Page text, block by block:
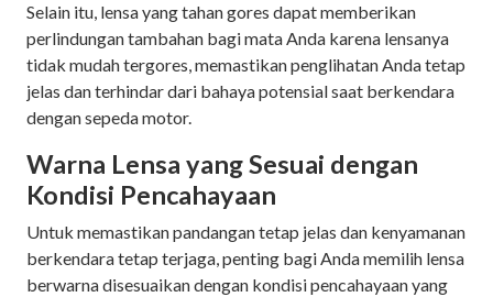
Selain itu, lensa yang tahan gores dapat memberikan
perlindungan tambahan bagi mata Anda karena lensanya
tidak mudah tergores, memastikan penglihatan Anda tetap
jelas dan terhindar dari bahaya potensial saat berkendara
dengan sepeda motor.
Warna Lensa yang Sesuai dengan
Kondisi Pencahayaan
Untuk memastikan pandangan tetap jelas dan kenyamanan
berkendara tetap terjaga, penting bagi Anda memilih lensa
berwarna disesuaikan dengan kondisi pencahayaan yang